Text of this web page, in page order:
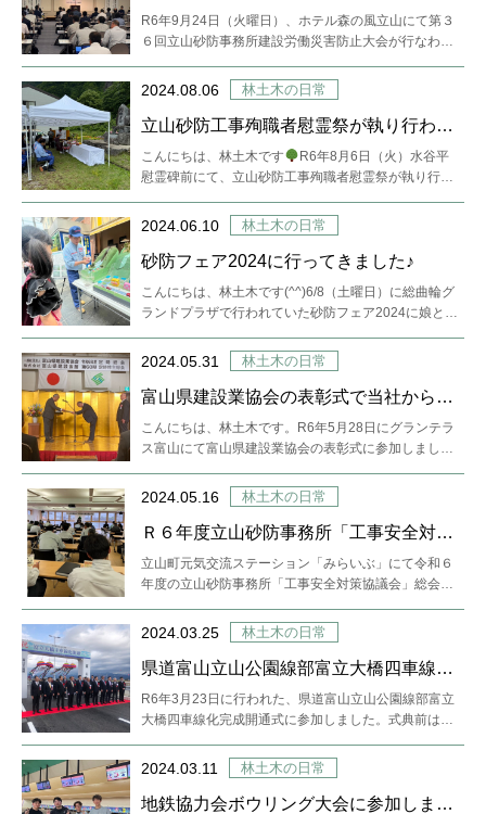
止大会 が行なわれました
R6年9月24日（火曜日）、ホテル森の風立山にて第３
６回立山砂防事務所建設労働災害防止大会が行なわれ
2024.08.06 林土木の日常
立山砂防工事殉職者慰霊祭が執り行われ
ました。
こんにちは、林土木です
R6年8月6日（火）水谷平
慰霊碑前にて、立山砂防工事殉職者慰霊祭が執り行わ
2024.06.10 林土木の日常
砂防フェア2024に行ってきました♪
こんにちは、林土木です(^^)6/8（土曜日）に総曲輪グ
ランドプラザで行われていた砂防フェア2024に娘と行
2024.05.31 林土木の日常
富山県建設業協会の表彰式で当社から2
名表彰されました！！
こんにちは、林土木です。R6年5月28日にグランテラ
ス富山にて富山県建設業協会の表彰式に参加しまし
2024.05.16 林土木の日常
Ｒ６年度立山砂防事務所「工事安全対策
協議会」へ出席してきました。
立山町元気交流ステーション「みらいぶ」にて令和６
年度の立山砂防事務所「工事安全対策協議会」総会が
2024.03.25 林土木の日常
県道富山立山公園線部富立大橋四車線化
完成 開通式
R6年3月23日に行われた、県道富山立山公園線部富立
大橋四車線化完成開通式に参加しました。式典前は雨
2024.03.11 林土木の日常
地鉄協力会ボウリング大会に参加しまし